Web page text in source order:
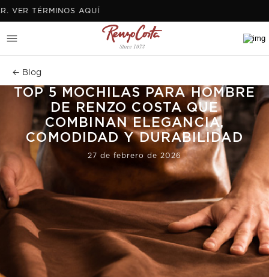
AQUÍ
← Blog
TOP 5 MOCHILAS PARA HOMBRE
DE RENZO COSTA QUE
COMBINAN ELEGANCIA,
COMODIDAD Y DURABILIDAD
27 de febrero de 2026